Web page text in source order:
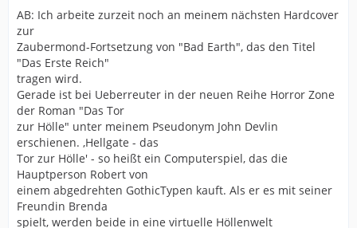
AB: Ich arbeite zurzeit noch an meinem nächsten Hardcover
zur
Zaubermond-Fortsetzung von "Bad Earth", das den Titel
"Das Erste Reich"
tragen wird.
Gerade ist bei Ueberreuter in der neuen Reihe Horror Zone
der Roman "Das Tor
zur Hölle" unter meinem Pseudonym John Devlin
erschienen. ,Hellgate - das
Tor zur Hölle' - so heißt ein Computerspiel, das die
Hauptperson Robert von
einem abgedrehten GothicTypen kauft. Als er es mit seiner
Freundin Brenda
spielt, werden beide in eine virtuelle Höllenwelt